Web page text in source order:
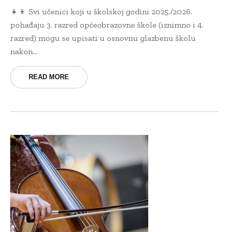
👧👦 Svi učenici koji u školskoj godini 2025./2026.
pohađaju 3. razred općeobrazovne škole (iznimno i 4.
razred) mogu se upisati u osnovnu glazbenu školu
nakon...
READ MORE